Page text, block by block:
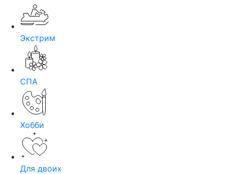
Экстрим
СПА
Хобби
Для двоих